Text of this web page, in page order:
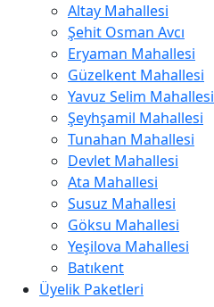
Altay Mahallesi
Şehit Osman Avcı
Eryaman Mahallesi
Güzelkent Mahallesi
Yavuz Selim Mahallesi
Şeyhşamil Mahallesi
Tunahan Mahallesi
Devlet Mahallesi
Ata Mahallesi
Susuz Mahallesi
Göksu Mahallesi
Yeşilova Mahallesi
Batıkent
Üyelik Paketleri